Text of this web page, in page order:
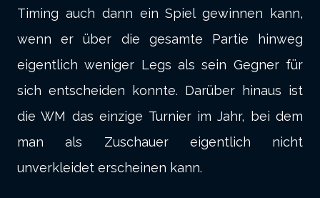
Timing auch dann ein Spiel gewinnen kann,
wenn er über die gesamte Partie hinweg
eigentlich weniger Legs als sein Gegner für
sich entscheiden konnte. Darüber hinaus ist
die WM das einzige Turnier im Jahr, bei dem
man als Zuschauer eigentlich nicht
unverkleidet erscheinen kann.